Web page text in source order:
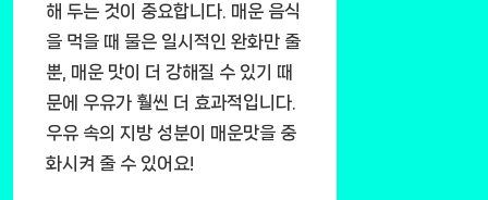
해 두는 것이 중요합니다. 매운 음식
을 먹을 때 물은 일시적인 완화만 줄
뿐, 매운 맛이 더 강해질 수 있기 때
문에 우유가 훨씬 더 효과적입니다.
우유 속의 지방 성분이 매운맛을 중
화시켜 줄 수 있어요!